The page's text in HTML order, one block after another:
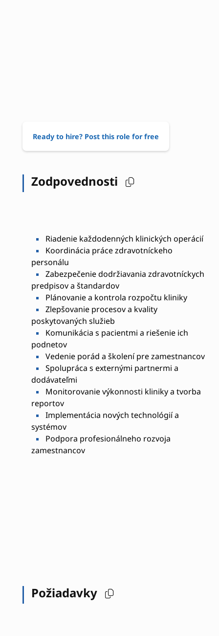
Ready to hire? Post this role for free
Zodpovednosti
Riadenie každodenných klinických operácií
Koordinácia práce zdravotníckeho
personálu
Zabezpečenie dodržiavania zdravotníckych
predpisov a štandardov
Plánovanie a kontrola rozpočtu kliniky
Zlepšovanie procesov a kvality
poskytovaných služieb
Komunikácia s pacientmi a riešenie ich
podnetov
Vedenie porád a školení pre zamestnancov
Spolupráca s externými partnermi a
dodávateľmi
Monitorovanie výkonnosti kliniky a tvorba
reportov
Implementácia nových technológií a
systémov
Podpora profesionálneho rozvoja
zamestnancov
Požiadavky